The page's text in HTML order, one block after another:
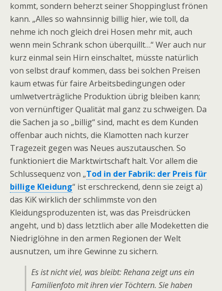
kommt, sondern beherzt seiner Shoppinglust frönen
kann. „Alles so wahnsinnig billig hier, wie toll, da
nehme ich noch gleich drei Hosen mehr mit, auch
wenn mein Schrank schon überquillt…“ Wer auch nur
kurz einmal sein Hirn einschaltet, müsste natürlich
von selbst drauf kommen, dass bei solchen Preisen
kaum etwas für faire Arbeitsbedingungen oder
umlwetverträgliche Produktion übrig bleiben kann;
von vernünftiger Qualität mal ganz zu schweigen. Da
die Sachen ja so „billig“ sind, macht es dem Kunden
offenbar auch nichts, die Klamotten nach kurzer
Tragezeit gegen was Neues auszutauschen. So
funktioniert die Marktwirtschaft halt. Vor allem die
Schlussequenz von „Tod in der Fabrik: der Preis für
billige Kleidung“ ist erschreckend, denn sie zeigt a)
das KiK wirklich der schlimmste von den
Kleidungsproduzenten ist, was das Preisdrücken
angeht, und b) dass letztlich aber alle Modeketten die
Niedriglöhne in den armen Regionen der Welt
ausnutzen, um ihre Gewinne zu sichern.
Es ist nicht viel, was bleibt: Rehana zeigt uns ein
Familienfoto mit ihren vier Töchtern. Sie haben